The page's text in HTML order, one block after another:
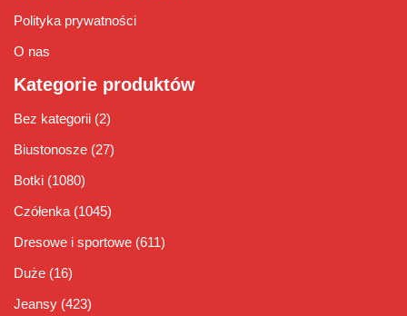
Polityka prywatności
O nas
Kategorie produktów
Bez kategorii (2)
Biustonosze (27)
Botki (1080)
Czółenka (1045)
Dresowe i sportowe (611)
Duże (16)
Jeansy (423)